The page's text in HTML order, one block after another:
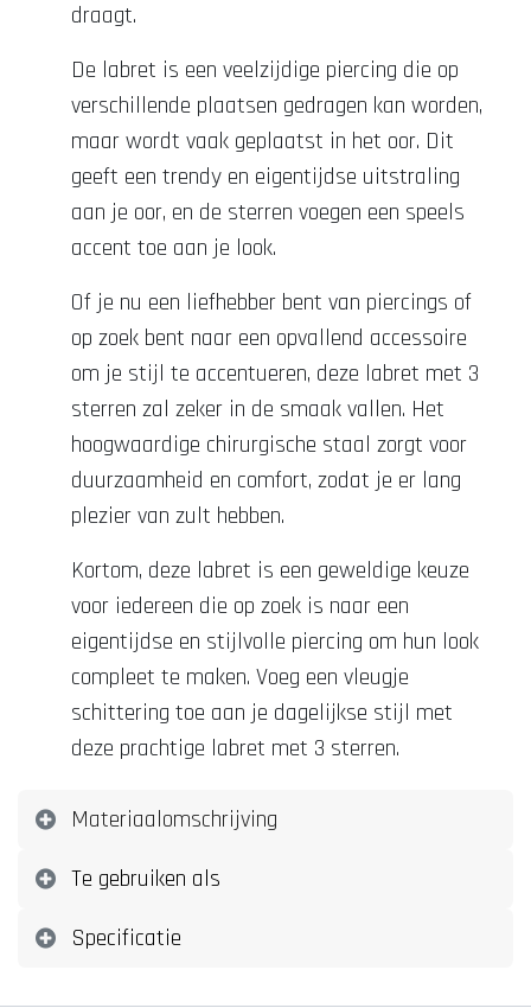
draagt.
De labret is een veelzijdige piercing die op
verschillende plaatsen gedragen kan worden,
maar wordt vaak geplaatst in het oor. Dit
geeft een trendy en eigentijdse uitstraling
aan je oor, en de sterren voegen een speels
accent toe aan je look.
Of je nu een liefhebber bent van piercings of
op zoek bent naar een opvallend accessoire
om je stijl te accentueren, deze labret met 3
sterren zal zeker in de smaak vallen. Het
hoogwaardige chirurgische staal zorgt voor
duurzaamheid en comfort, zodat je er lang
plezier van zult hebben.
Kortom, deze labret is een geweldige keuze
voor iedereen die op zoek is naar een
eigentijdse en stijlvolle piercing om hun look
compleet te maken. Voeg een vleugje
schittering toe aan je dagelijkse stijl met
deze prachtige labret met 3 sterren.
Materiaalomschrijving
Te gebruiken als
Specificatie